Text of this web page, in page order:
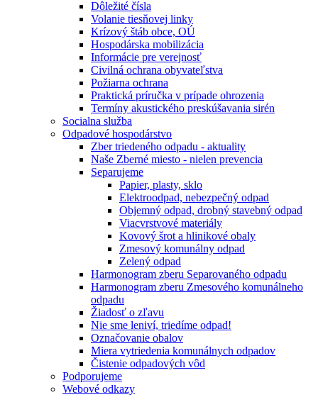
Dôležité čísla
Volanie tiesňovej linky
Krízový štáb obce, OÚ
Hospodárska mobilizácia
Informácie pre verejnosť
Civilná ochrana obyvateľstva
Požiarna ochrana
Praktická príručka v prípade ohrozenia
Termíny akustického preskúšavania sirén
Socialna služba
Odpadové hospodárstvo
Zber triedeného odpadu - aktuality
Naše Zberné miesto - nielen prevencia
Separujeme
Papier, plasty, sklo
Elektroodpad, nebezpečný odpad
Objemný odpad, drobný stavebný odpad
Viacvrstvové materiály
Kovový šrot a hlinikové obaly
Zmesový komunálny odpad
Zelený odpad
Harmonogram zberu Separovaného odpadu
Harmonogram zberu Zmesového komunálneho
odpadu
Žiadosť o zľavu
Nie sme leniví, triedíme odpad!
Označovanie obalov
Miera vytriedenia komunálnych odpadov
Čistenie odpadových vôd
Podporujeme
Webové odkazy